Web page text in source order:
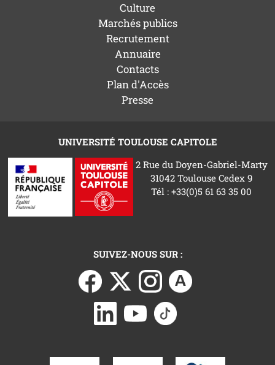
Culture
Marchés publics
Recrutement
Annuaire
Contacts
Plan d'Accès
Presse
UNIVERSITÉ TOULOUSE CAPITOLE
2 Rue du Doyen-Gabriel-Marty
31042 Toulouse Cedex 9
Tél : +33(0)5 61 63 35 00
SUIVEZ-NOUS SUR :